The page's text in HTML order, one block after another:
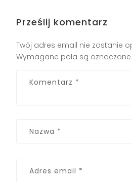
Prześlij komentarz
Twój adres email nie zostanie
Wymagane pola są oznaczone